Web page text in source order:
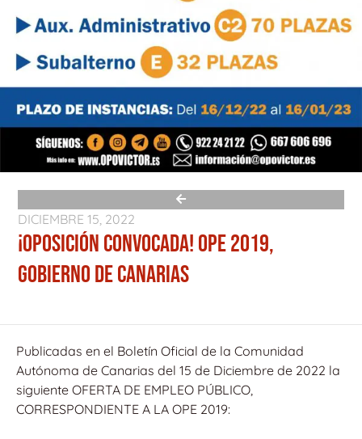
DICIEMBRE 15, 2022
¡OPOSICIÓN CONVOCADA! OPE 2019,
GOBIERNO DE CANARIAS
Publicadas en el Boletín Oficial de la Comunidad
Autónoma de Canarias del 15 de Diciembre de 2022 la
siguiente OFERTA DE EMPLEO PÚBLICO,
CORRESPONDIENTE A LA OPE 2019: